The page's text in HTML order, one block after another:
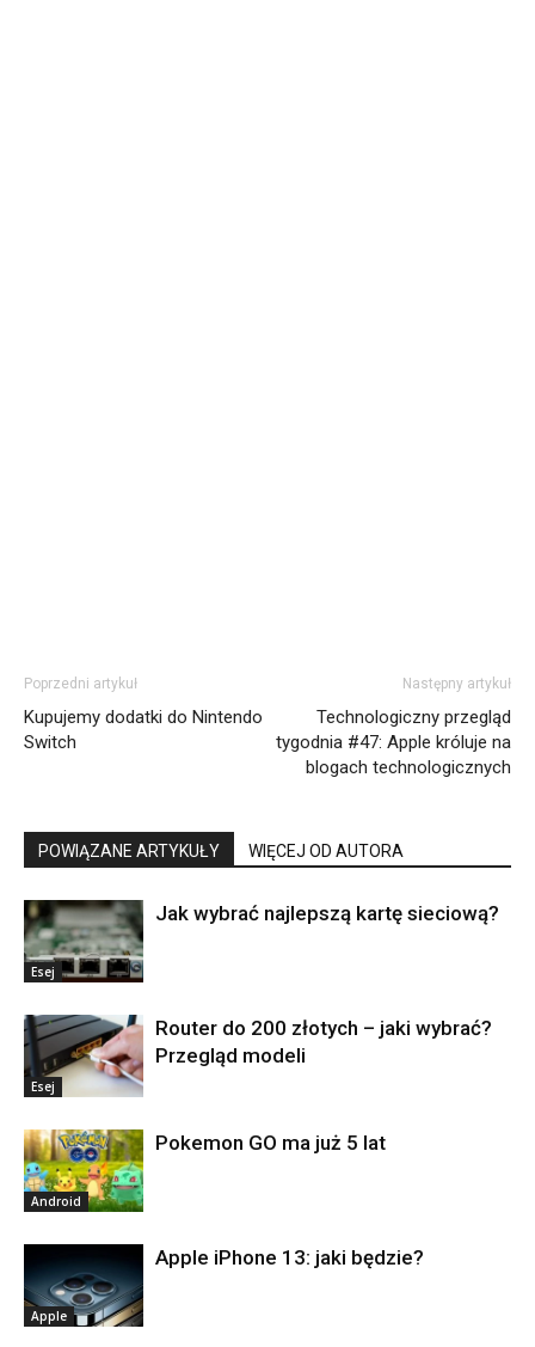
Poprzedni artykuł
Kupujemy dodatki do Nintendo
Switch
Następny artykuł
Technologiczny przegląd
tygodnia #47: Apple króluje na
blogach technologicznych
POWIĄZANE ARTYKUŁY WIĘCEJ OD AUTORA
Esej
Jak wybrać najlepszą kartę sieciową?
Esej
Router do 200 złotych – jaki wybrać?
Przegląd modeli
Android
Pokemon GO ma już 5 lat
Apple
Apple iPhone 13: jaki będzie?